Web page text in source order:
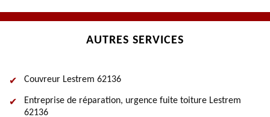
AUTRES SERVICES
Couvreur Lestrem 62136
Entreprise de réparation, urgence fuite toiture Lestrem
62136